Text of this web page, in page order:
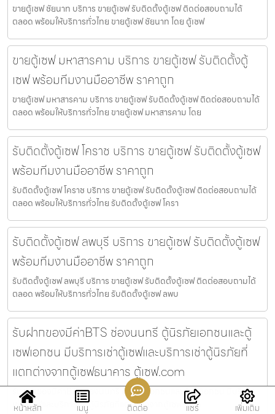
ขายตู้เซฟ ชัยนาท บริการ ขายตู้เซฟ รับติดตั้งตู้เซฟ ติดต่อสอบถามได้
ตลอด พร้อมให้บริการทั่วไทย ขายตู้เซฟ ชัยนาท โดย ตู้เซฟ
ขายตู้เซฟ มหาสารคาม บริการ ขายตู้เซฟ รับติดตั้งตู้
เซฟ พร้อมทีมงานมืออาชีพ ราคาถูก
ขายตู้เซฟ มหาสารคาม บริการ ขายตู้เซฟ รับติดตั้งตู้เซฟ ติดต่อสอบถามได้
ตลอด พร้อมให้บริการทั่วไทย ขายตู้เซฟ มหาสารคาม โดย
รับติดตั้งตู้เซฟ โคราช บริการ ขายตู้เซฟ รับติดตั้งตู้เซฟ
พร้อมทีมงานมืออาชีพ ราคาถูก
รับติดตั้งตู้เซฟ โคราช บริการ ขายตู้เซฟ รับติดตั้งตู้เซฟ ติดต่อสอบถามได้
ตลอด พร้อมให้บริการทั่วไทย รับติดตั้งตู้เซฟ โครา
รับติดตั้งตู้เซฟ ลพบุรี บริการ ขายตู้เซฟ รับติดตั้งตู้เซฟ
พร้อมทีมงานมืออาชีพ ราคาถูก
รับติดตั้งตู้เซฟ ลพบุรี บริการ ขายตู้เซฟ รับติดตั้งตู้เซฟ ติดต่อสอบถามได้
ตลอด พร้อมให้บริการทั่วไทย รับติดตั้งตู้เซฟ ลพบ
รับฝากของมีค่าBTS ช่องนนทรี ตู้นิรภัยเอกชนและตู้
เซฟเอกชน มีบริการเช่าตู้เซฟและบริการเช่าตู้นิรภัยที่
แตกต่างจากตู้เซฟธนาคาร ตู้เซฟ.com
รับฝากของมีค่าBTS ช่องนนทรี ตู้นิรภัยเอกชนและตู้เซฟเอกชน มีบริการ
เช่าตู้เซฟและบริการเช่าตู้นิรภัยที่แตกต่างจากตู้เซฟธนาค
หน้าหลัก เมนู ติดต่อ แชร์ เพิ่มเติม